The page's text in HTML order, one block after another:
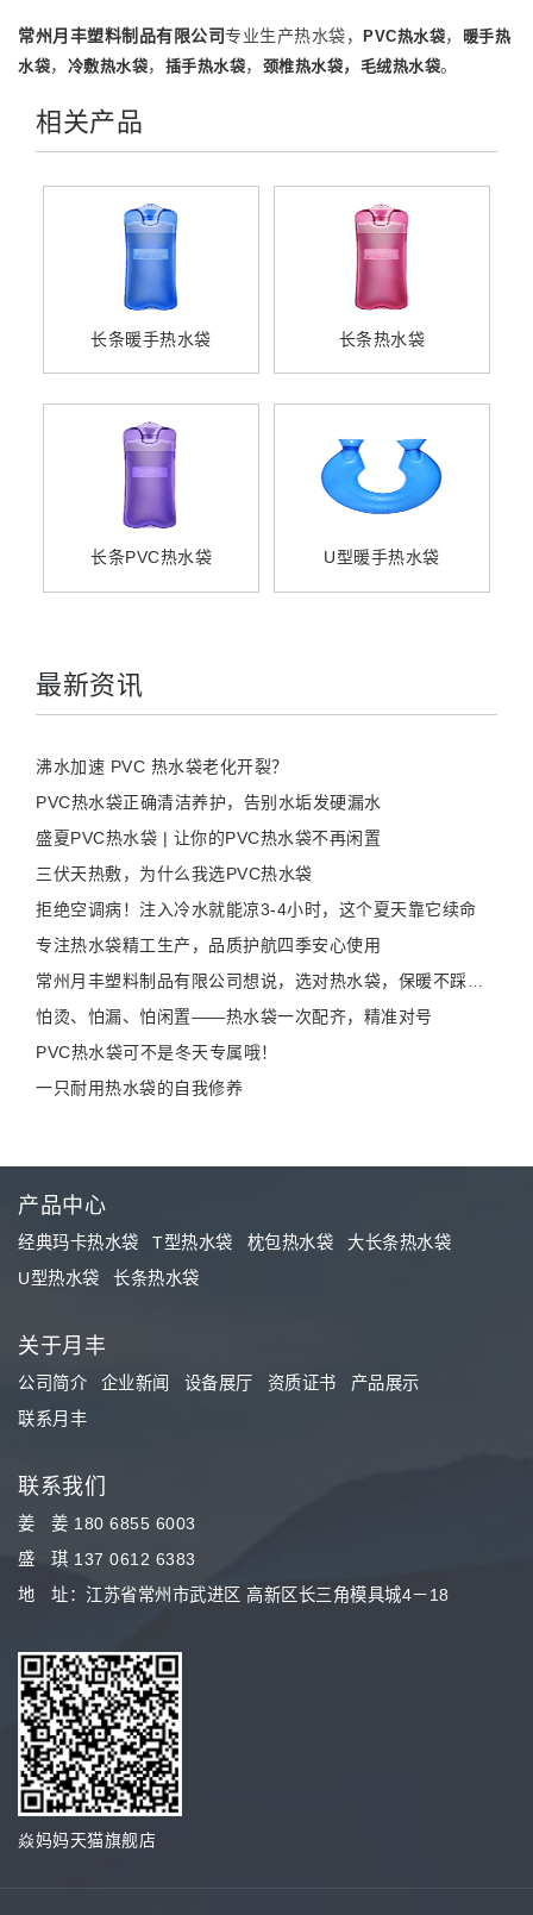
常州月丰塑料制品有限公司专业生产热水袋， PVC热水袋，
暖手热
水袋， 冷敷热水袋， 插手热水袋， 颈椎热水袋， 毛绒热水袋。
相关产品
长条暖手热水袋 长条热水袋
长条PVC热水袋 U型暖手热水袋
最新资讯
沸水加速 PVC 热水袋老化开裂？
PVC热水袋正确清洁养护，告别水垢发硬漏水
盛夏PVC热水袋 | 让你的PVC热水袋不再闲置
三伏天热敷，为什么我选PVC热水袋
拒绝空调病！注入冷水就能凉3-4小时，这个夏天靠它续命
专注热水袋精工生产，品质护航四季安心使用
怕烫、怕漏、怕闲置——热水袋一次配齐，精准对号
PVC热水袋可不是冬天专属哦！
一只耐用热水袋的自我修养
产品中心
经典玛卡热水袋 T型热水袋 枕包热水袋
大长条热水袋
U型热水袋
长条热水袋
关于月丰
公司简介 企业新闻 设备展厅 资质证书
产品展示
联系月丰
联系我们
姜 姜 180 6855 6003
盛 琪 137 0612 6383
地 址：江苏省常州市武进区 高新区长三角模具城4－18
焱妈妈天猫旗舰店